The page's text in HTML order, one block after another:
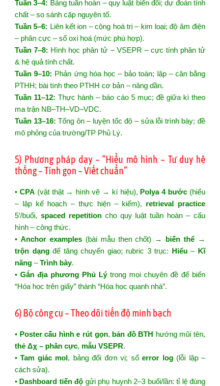
Tuần 3–4: Bảng tuần hoàn – quy luật biến đổi; dự đoán tính
chất – so sánh cặp nguyên tố.
Tuần 5–6: Liên kết ion – cộng hoá trị – kim loại; độ âm điện
– phân cực – số oxi hoá (mức phù hợp).
Tuần 7–8: Hình học phân tử – VSEPR – cực tính phân tử
& hệ quả tính chất.
Tuần 9–10: Phản ứng hóa học – bảo toàn; lập – cân bằng
PTHH; bài tính theo PTHH cơ bản – nâng dần.
Tuần 11–12: Thực hành – báo cáo 5 mục; đề giữa kì theo
ma trận NB–TH–VD–VDC.
Tuần 13–16: Tổng ôn – luyện tốc độ – sửa lỗi trình bày; đề
mô phỏng của trường/TP Phủ Lý.
5) Phương pháp dạy – “Hiểu mô hình – Tư duy hệ
thống – Tính gọn – Viết chuẩn”
• CPA (vật thật → hình vẽ → kí hiệu), Polya 4 bước (hiểu
– lập kế hoạch – thực hiện – kiểm), retrieval practice
5’/buổi, spaced repetitioncho quy luật tuần hoàn – cấu
hình – công thức.
• Anchor examples(bài mẫu then chốt) → biến thể →
trộn dạngđể tăng chuyển giao; rubric 3 trục: Hiểu– Kĩ
năng –Trình bày.
• Gắn địa phương Phủ Lýtrong mọi chuyên đề để biến
“Hóa học trên giấy” thành “Hóa học quanh nhà”.
6) Bộ công cụ – Theo dõi tiến độ minh bạch
• Poster cấu hình e rút gọn, bản đồ BTH hướng mũi tên,
thẻ Δχ – phân cực, mẫu VSEPR.
•Tam giác mol, bảng đổi đơn vị; sổerror log(lỗi lặp –
cách sửa).
• Dashboard tiến độ gửi phụ huynh 2–3 buổi/lần: tỉ lệ đúng